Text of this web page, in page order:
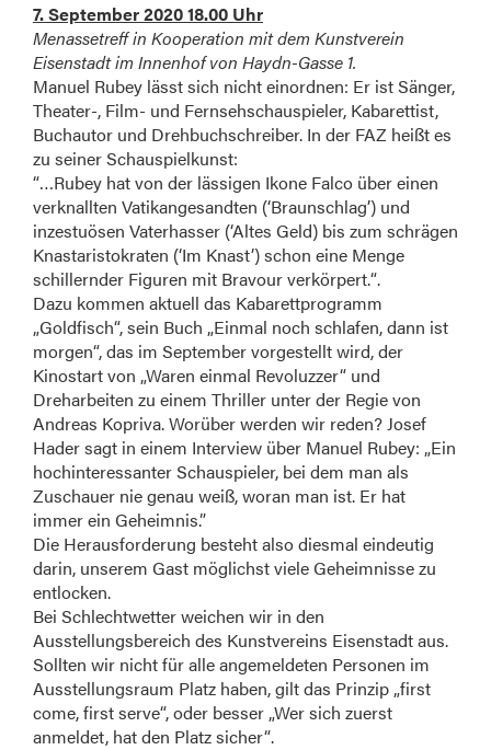
7. September 2020 18.00 Uhr
Menassetreff in Kooperation mit dem Kunstverein
Eisenstadt im Innenhof von Haydn-Gasse 1.
Manuel Rubey lässt sich nicht einordnen: Er ist Sänger,
Theater-, Film- und Fernsehschauspieler, Kabarettist,
Buchautor und Drehbuchschreiber. In der FAZ heißt es
zu seiner Schauspielkunst:
“…Rubey hat von der lässigen Ikone Falco über einen
verknallten Vatikangesandten (‘Braunschlag’) und
inzestuösen Vaterhasser (‘Altes Geld) bis zum schrägen
Knastaristokraten (‘Im Knast’) schon eine Menge
schillernder Figuren mit Bravour verkörpert.“.
Dazu kommen aktuell das Kabarettprogramm
„Goldfisch“, sein Buch „Einmal noch schlafen, dann ist
morgen“, das im September vorgestellt wird, der
Kinostart von „Waren einmal Revoluzzer“ und
Dreharbeiten zu einem Thriller unter der Regie von
Andreas Kopriva. Worüber werden wir reden? Josef
Hader sagt in einem Interview über Manuel Rubey: „Ein
hochinteressanter Schauspieler, bei dem man als
Zuschauer nie genau weiß, woran man ist. Er hat
immer ein Geheimnis.”
Die Herausforderung besteht also diesmal eindeutig
darin, unserem Gast möglichst viele Geheimnisse zu
entlocken.
Bei Schlechtwetter weichen wir in den
Ausstellungsbereich des Kunstvereins Eisenstadt aus.
Sollten wir nicht für alle angemeldeten Personen im
Ausstellungsraum Platz haben, gilt das Prinzip „first
come, first serve“, oder besser „Wer sich zuerst
anmeldet, hat den Platz sicher“.